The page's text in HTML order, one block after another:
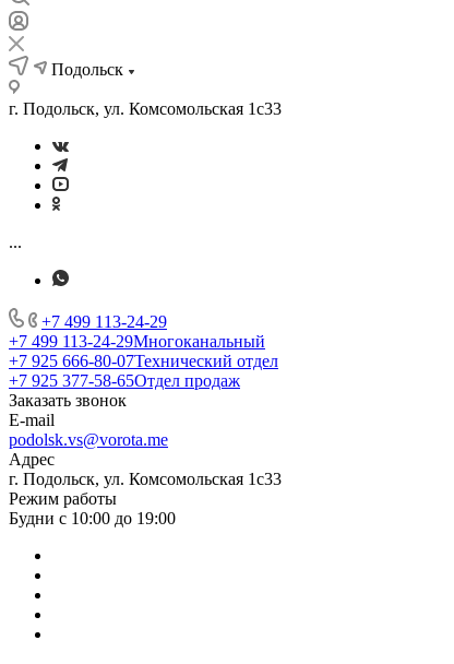
Подольск
г. Подольск, ул. Комсомольская 1с33
...
+7 499 113-24-29
+7 499 113-24-29Многоканальный
+7 925 666-80-07Технический отдел
+7 925 377-58-65Отдел продаж
Заказать звонок
E-mail
podolsk.vs@vorota.me
Адрес
г. Подольск, ул. Комсомольская 1с33
Режим работы
Будни с 10:00 до 19:00